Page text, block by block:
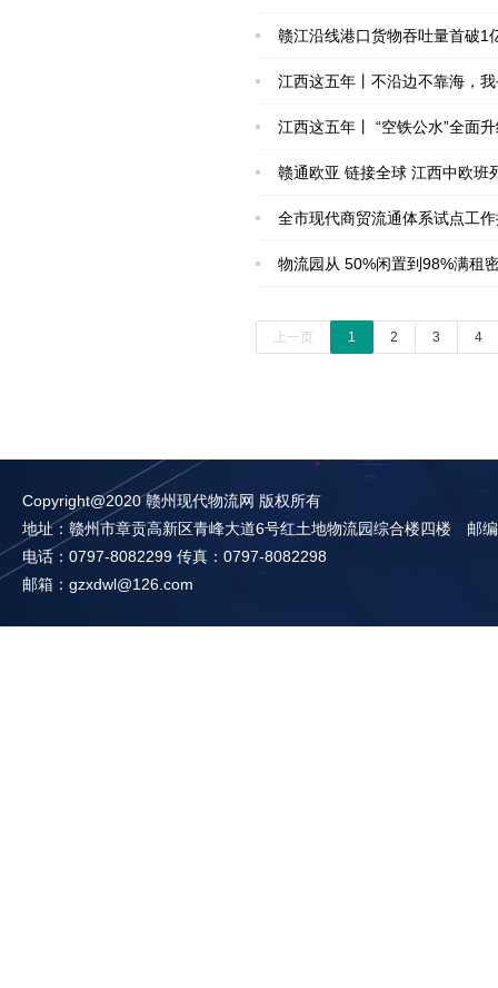
赣江沿线港口货物吞吐量首破1
江西这五年丨不沿边不靠海，
江西这五年丨 “空铁公水”全面
赣通欧亚 链接全球 江西中欧班
全市现代商贸流通体系试点工
物流园从 50%闲置到98%满租
上一页 1 2 3 4
Copyright@2020 赣州现代物流网 版权所有
地址：赣州市章贡高新区青峰大道6号红土地物流园综合楼四楼 邮
电话：0797-8082299 传真：0797-8082298
邮箱：gzxdwl@126.com